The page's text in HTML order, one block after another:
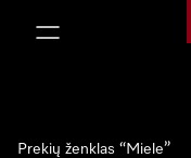
Prekių ženklas “Miele”